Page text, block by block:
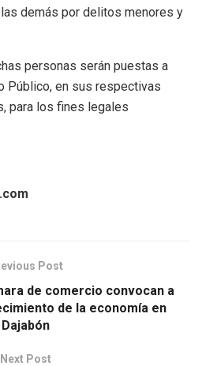
demás por delitos menores y
personas serán puestas a
en sus respectivas
para los fines legales
Post
de comercio convocan a
de la economía en
Dajabón
Next Post